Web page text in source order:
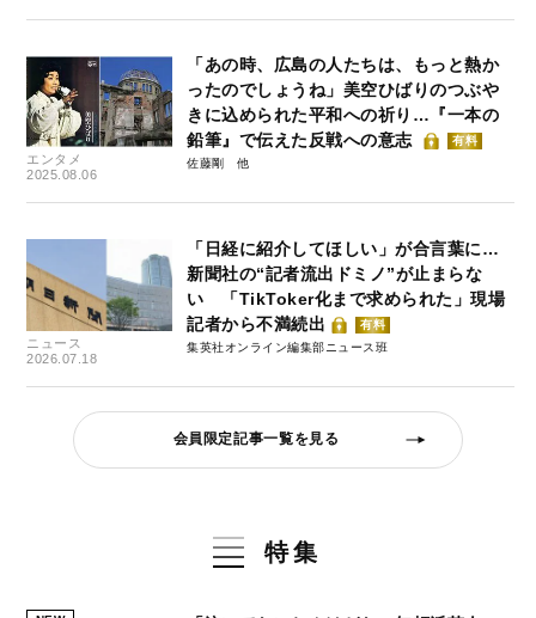
エンタメ
2025.08.06
「あの時、広島の人たちは、もっと熱か
ったのでしょうね」美空ひばりのつぶや
きに込められた平和への祈り…『一本の
鉛筆』で伝えた反戦への意志
有料
佐藤剛
ニュース
2026.07.18
「日経に紹介してほしい」が合言葉に…
新聞社の“記者流出ドミノ”が止まらな
い 「TikToker化まで求められた」現場
記者から不満続出
有料
集英社オンライン編集部ニュース班
会員限定記事一覧を見る
特集